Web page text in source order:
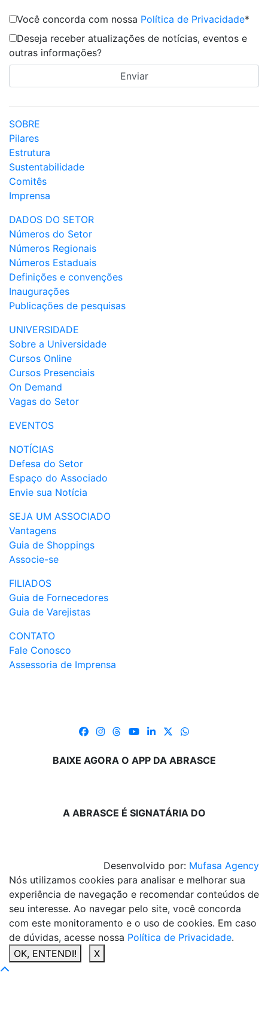
Você concorda com nossa Política de Privacidade*
Deseja receber atualizações de notícias, eventos e
outras informações?
SOBRE
Pilares
Estrutura
Sustentabilidade
Comitês
Imprensa
DADOS DO SETOR
Números do Setor
Números Regionais
Números Estaduais
Definições e convenções
Inaugurações
Publicações de pesquisas
UNIVERSIDADE
Sobre a Universidade
Cursos Online
Cursos Presenciais
On Demand
Vagas do Setor
EVENTOS
NOTÍCIAS
Defesa do Setor
Espaço do Associado
Envie sua Notícia
SEJA UM ASSOCIADO
Vantagens
Guia de Shoppings
Associe-se
FILIADOS
Guia de Fornecedores
Guia de Varejistas
CONTATO
Fale Conosco
Assessoria de Imprensa
BAIXE AGORA O APP DA ABRASCE
A ABRASCE É SIGNATÁRIA DO
Desenvolvido por: Mufasa Agency
Nós utilizamos cookies para analisar e melhorar sua
experiência de navegação e recomendar conteúdos de
seu interesse. Ao navegar pelo site, você concorda
com este monitoramento e o uso de cookies. Em caso
de dúvidas, acesse nossa Política de Privacidade.
OK, ENTENDI!
X